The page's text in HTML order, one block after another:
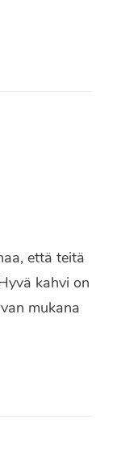
että teitä
kahvi on
mukana